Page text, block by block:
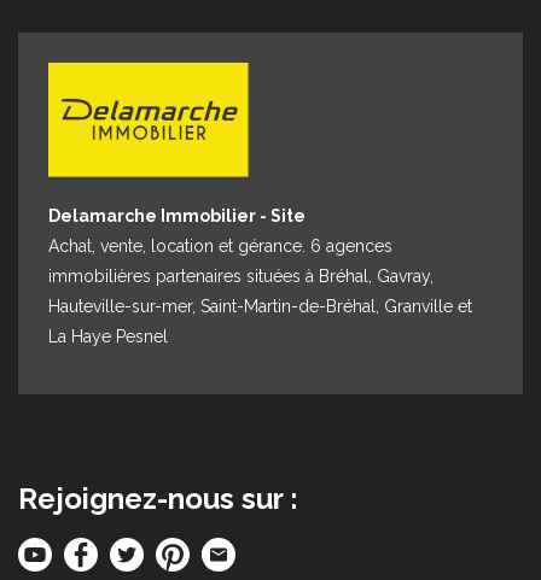
Delamarche Immobilier - Site
Achat, vente, location et gérance. 6 agences
immobilières partenaires situées à Bréhal, Gavray,
Hauteville-sur-mer, Saint-Martin-de-Bréhal, Granville et
La Haye Pesnel
Rejoignez-nous sur :